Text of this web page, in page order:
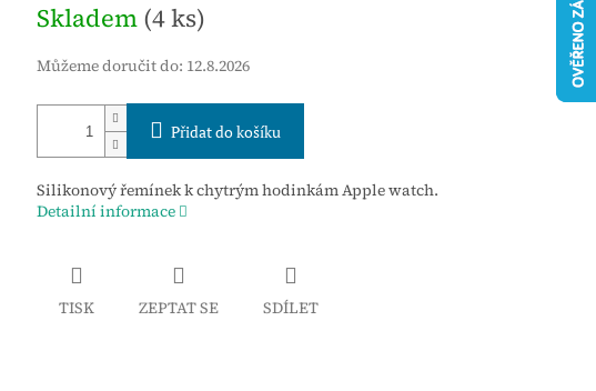
cena:
Skladem (4 ks)
Můžeme doručit do: 12.8.2026
Přidat do košíku
Silikonový řemínek k chytrým hodinkám Apple watch.
Detailní informace
TISK ZEPTAT SE SDÍLET